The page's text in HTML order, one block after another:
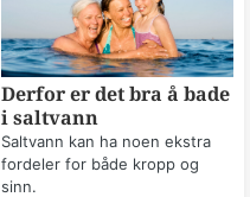
Derfor er det bra å bade
i saltvann
Saltvann kan ha noen ekstra
fordeler for både kropp og
sinn.